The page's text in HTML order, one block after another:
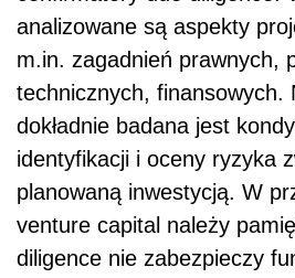
analizowane są aspekty
m.in. zagadnień prawnych,
technicznych, finansowych.
dokładnie badana jest
identyfikacji i oceny ryzyka
planowaną inwestycją. W
venture capital należy
diligence nie zabezpieczy